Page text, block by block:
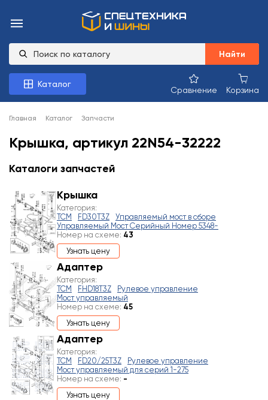
Найти
Каталог
Сравнение Корзина
Главная Каталог Запчасти
Крышка, артикул 22N54-32222
Каталоги запчастей
Крышка
Категория:
TCM
FD30T3Z
Управляемый мост в сборе
Управляемый Мост Серийный Номер 5348-
Номер на схеме: 43
Узнать цену
Адаптер
Категория:
TCM
FHD18T3Z
Рулевое управление
Мост управляемый
Номер на схеме: 45
Узнать цену
Адаптер
Категория:
TCM
FD20/25T3Z
Рулевое управление
Мост управляемый для серий 1-275
Номер на схеме: -
Узнать цену